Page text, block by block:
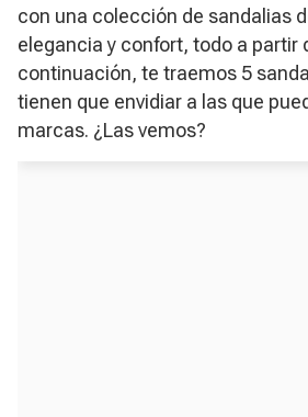
con una colección de sandalias
elegancia y confort, todo a partir
continuación, te traemos 5
tienen que envidiar a las que
marcas. ¿Las vemos?